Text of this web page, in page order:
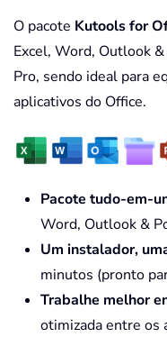
O pacote Kutools for
Excel, Word, Outlook
Pro, sendo ideal para
aplicativos do Office.
Pacote tudo-em-
Word, Outlook &
Um instalador,
minutos (pronto
Trabalhe melhor
otimizada entre os